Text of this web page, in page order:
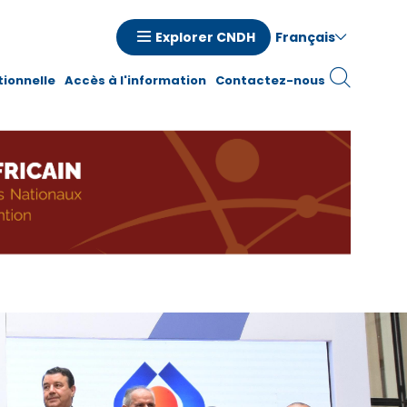
Explorer CNDH Français
Accès à l'information Contactez-nous